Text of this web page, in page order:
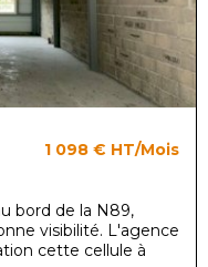
1 098 € HT/Mois
bord de la N89,
visibilité. L'agence
cette cellule à